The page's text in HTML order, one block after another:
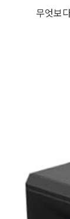
무엇보